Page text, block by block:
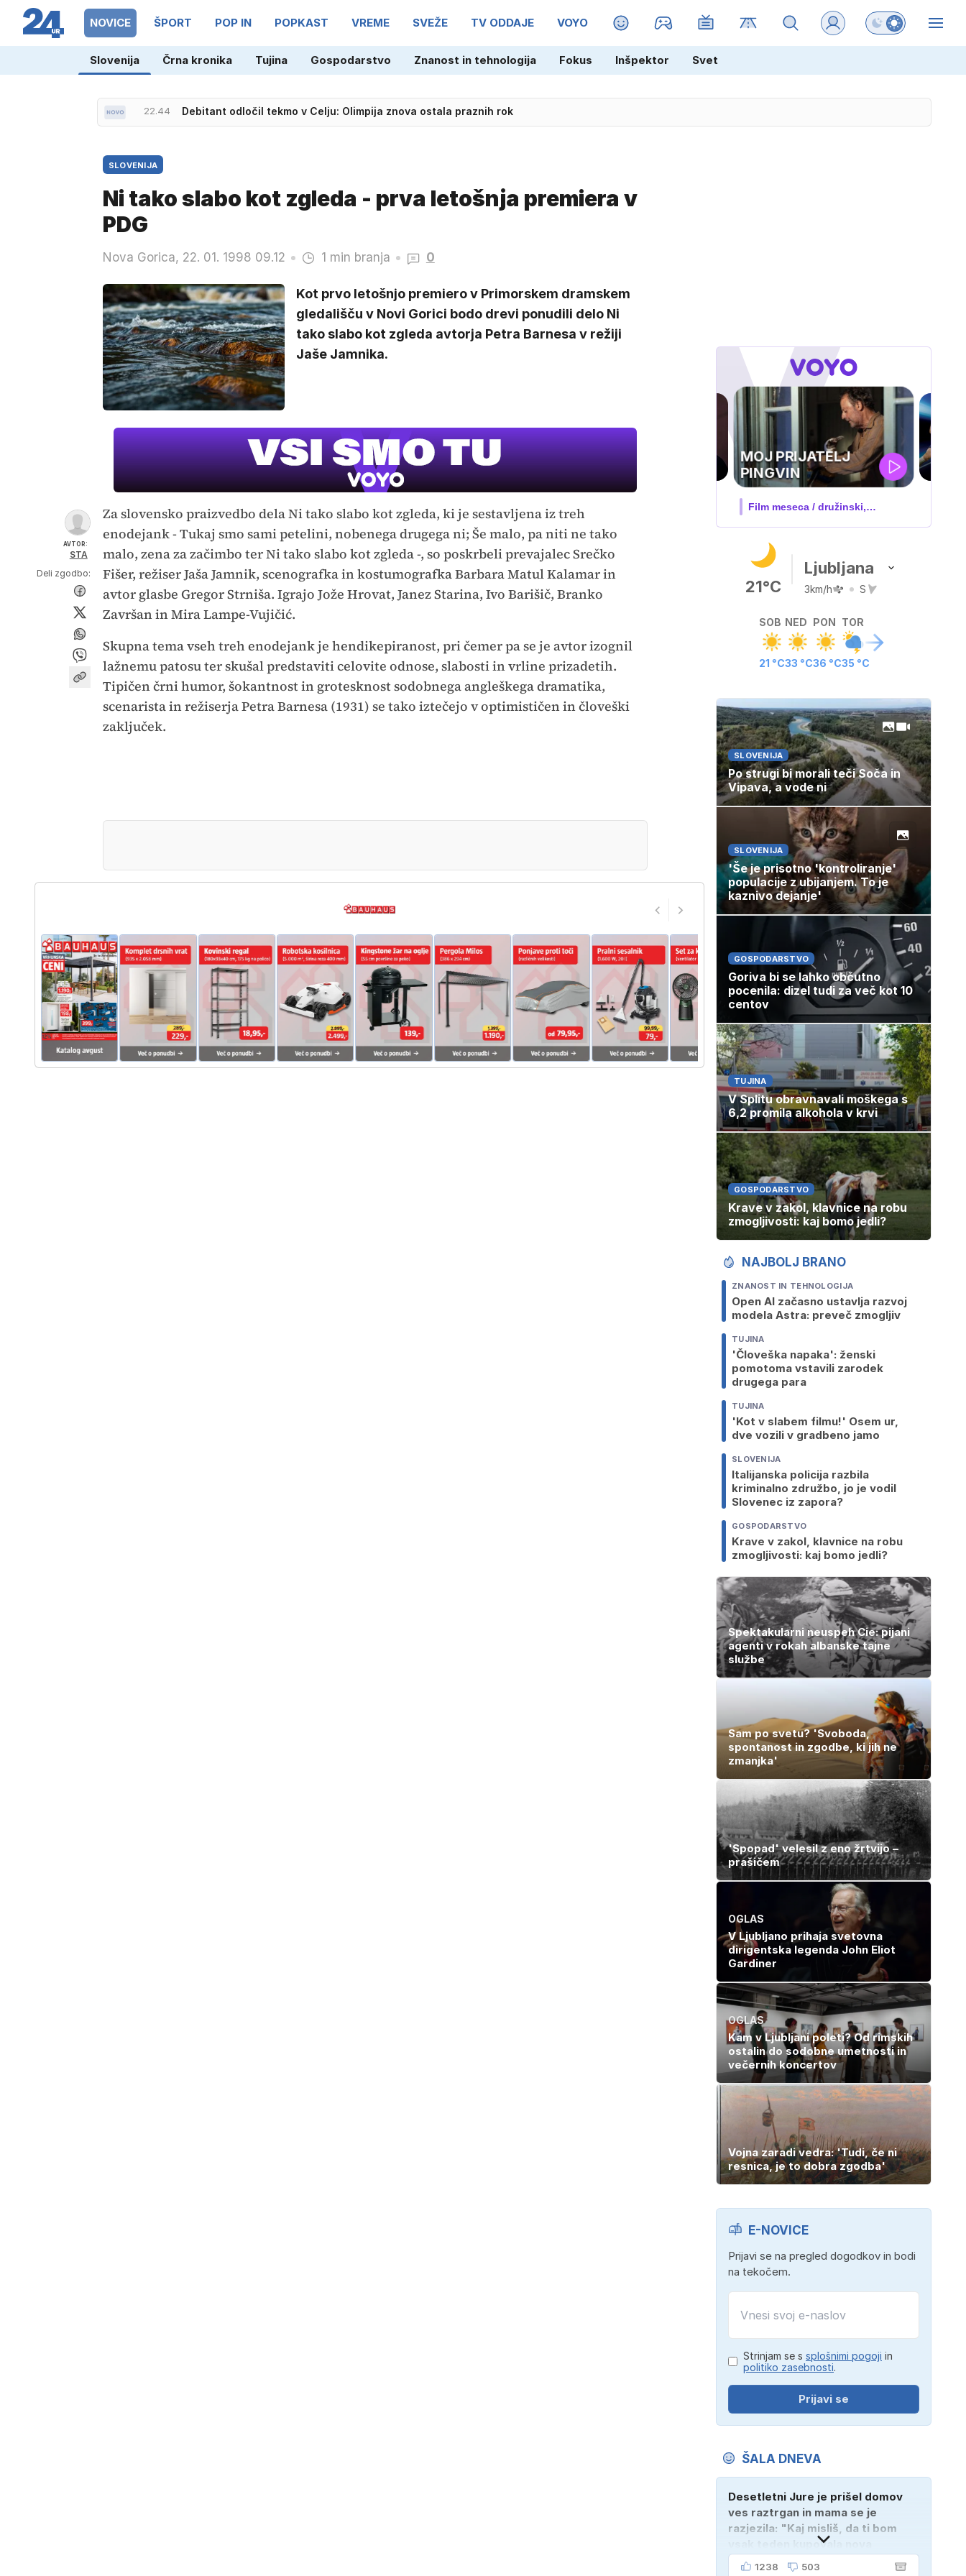
NOVICE ŠPORT POP IN POPKAST VREME SVEŽE TV ODDAJE VOYO MAGAZIN Preklopi barvni
Slovenija Črna kronika Tujina Gospodarstvo Znanost in tehnologija Fokus Inšpektor Svet
22.44 Debitant odločil tekmo v Celju: Olimpija znova ostala praznih rok
SLOVENIJA
Ni tako slabo kot zgleda - prva letošnja premiera v
PDG
Nova Gorica, 22. 01. 1998 09.12 1 min branja 0
Kot prvo letošnjo premiero v Primorskem dramskem
gledališču v Novi Gorici bodo drevi ponudili delo Ni
tako slabo kot zgleda avtorja Petra Barnesa v režiji
Jaše Jamnika.
AVTOR:
STA
Deli zgodbo:
Za slovensko praizvedbo dela Ni tako slabo kot zgleda, ki je sestavljena iz treh
enodejank - Tukaj smo sami petelini, nobenega drugega ni; Še malo, pa niti ne tako
malo, zena za začimbo ter Ni tako slabo kot zgleda -, so poskrbeli prevajalec Srečko
Fišer, režiser Jaša Jamnik, scenografka in kostumografka Barbara Matul Kalamar in
avtor glasbe Gregor Strniša. Igrajo Jože Hrovat, Janez Starina, Ivo Barišič, Branko
Završan in Mira Lampe-Vujičić.
Skupna tema vseh treh enodejank je hendikepiranost, pri čemer pa se je avtor izognil
lažnemu patosu ter skušal predstaviti celovite odnose, slabosti in vrline prizadetih.
Tipičen črni humor, šokantnost in grotesknost sodobnega angleškega dramatika,
scenarista in režiserja Petra Barnesa (1931) se tako iztečejo v optimističen in človeški
zaključek.
MOJ PRIJATELJ
PINGVIN
Film meseca / družinski,
pustolovski
21°C
Ljubljana
3km/h S
SOB
21 °C
NED
33 °C
PON
36 °C
TOR
35 °C
SLOVENIJA
Po strugi bi morali teči Soča in
Vipava, a vode ni
SLOVENIJA
'Še je prisotno 'kontroliranje'
populacije z ubijanjem. To je
kaznivo dejanje'
GOSPODARSTVO
Goriva bi se lahko občutno
pocenila: dizel tudi za več kot 10
centov
TUJINA
V Splitu obravnavali moškega s
6,2 promila alkohola v krvi
GOSPODARSTVO
Krave v zakol, klavnice na robu
zmogljivosti: kaj bomo jedli?
NAJBOLJ BRANO
ZNANOST IN TEHNOLOGIJA
Open AI začasno ustavlja razvoj
modela Astra: preveč zmogljiv
TUJINA
'Človeška napaka': ženski
pomotoma vstavili zarodek
drugega para
TUJINA
'Kot v slabem filmu!' Osem ur,
dve vozili v gradbeno jamo
SLOVENIJA
Italijanska policija razbila
kriminalno združbo, jo je vodil
Slovenec iz zapora?
GOSPODARSTVO
Krave v zakol, klavnice na robu
zmogljivosti: kaj bomo jedli?
Spektakularni neuspeh Cie: pijani
agenti v rokah albanske tajne
službe
Sam po svetu? 'Svoboda,
spontanost in zgodbe, ki jih ne
zmanjka'
'Spopad' velesil z eno žrtvijo –
prašičem
OGLAS
V Ljubljano prihaja svetovna
dirigentska legenda John Eliot
Gardiner
OGLAS
Kam v Ljubljani poleti? Od rimskih
ostalin do sodobne umetnosti in
večernih koncertov
Vojna zaradi vedra: 'Tudi, če ni
resnica, je to dobra zgodba'
E-NOVICE
Prijavi se na pregled dogodkov in bodi
na tekočem.
Strinjam se s splošnimi pogoji in
politiko zasebnosti.
Prijavi se
ŠALA DNEVA
Desetletni Jure je prišel domov
ves raztrgan in mama se je
razjezila: "Kaj misliš, da ti bom
vsak teden kupovala nova
oblačila?" "Bodi vesela, da je
1238 503